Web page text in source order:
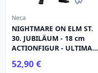
Neca
NIGHTMARE ON ELM ST.
30. JUBILÄUM - 18 cm
ACTIONFIGUR - ULTIMATE
52,90 €